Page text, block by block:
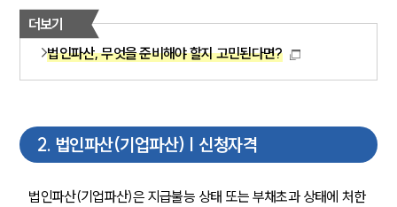
더보기
법인파산, 무엇을 준비해야 할지 고민된다면?
2. 법인파산(기업파산) | 신청자격
법인파산(기업파산)은 지급불능 상태 또는 부채초과 상태에 처한